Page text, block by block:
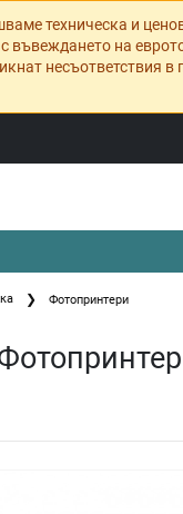
техническа и
въвеждането на
несъответствия в
Фотопринтери